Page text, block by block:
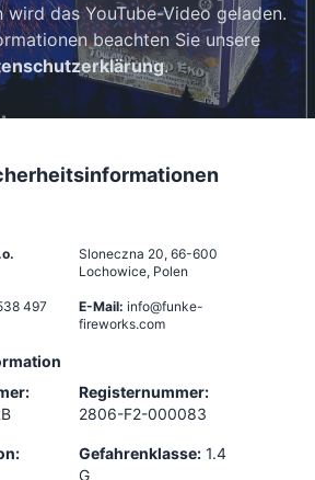
wird das YouTube-Video geladen.
beachten Sie unsere
.
Sloneczna 20, 66-600
Lochowice, Polen
497
E-Mail: info@funke-
fireworks.com
Registernummer:
2806-F2-000083
Gefahrenklasse: 1.4
G